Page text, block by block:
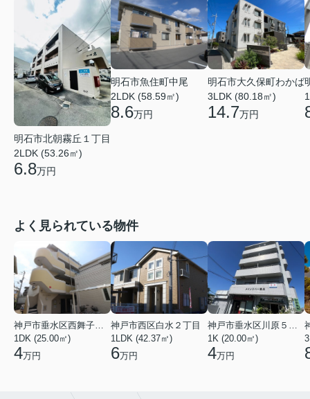
明石市北朝霧丘１丁目
2LDK (53.26㎡)
6.8万円
明石市魚住町中尾
2LDK (58.59㎡)
8.6万円
明石市大久保町わかば
3LDK (80.18㎡)
14.7万円
よく見られている物件
1DK (25.00㎡)
4万円
神戸市西区白水２丁目
1LDK (42.37㎡)
6万円
1K (20.00㎡)
4万円